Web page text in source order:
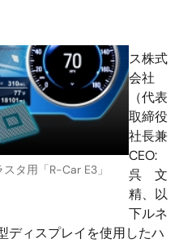
タ用「R-Car E3」
ス株式
会社
（代表
取締役
社長兼
CEO:
呉 文
精、以
下ルネ
ディスプレイを使用したハ